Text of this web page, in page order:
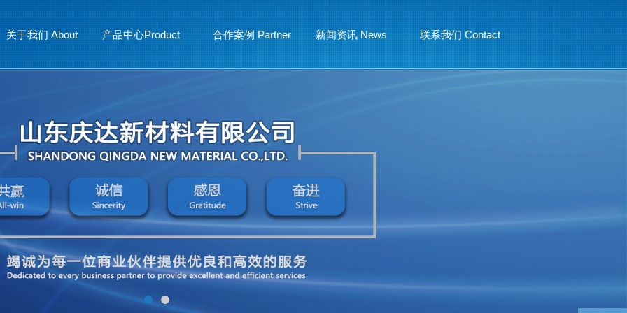
关于我们 About 产品中心Product 合作案例 Partner 新闻资讯 News 联系我们 Contact